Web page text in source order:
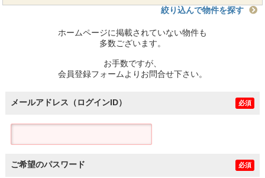
絞り込んで物件を探す
ホームページに掲載されていない物件も
多数ございます。
お手数ですが、
会員登録フォームよりお問合せ下さい。
メールアドレス（ログインID） 必須
ご希望のパスワード 必須